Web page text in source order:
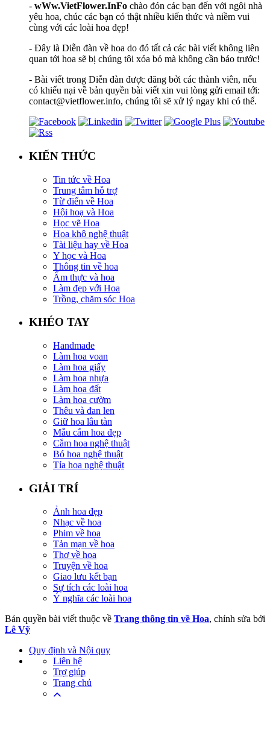
- wWw.VietFlower.InFo chào đón các bạn đến với ngôi nhà
yêu hoa, chúc các bạn có thật nhiều kiến thức và niềm vui
cùng với các loài hoa đẹp!
- Đây là Diễn đàn về hoa do đó tất cả các bài viết không liên
quan tới hoa sẽ bị chúng tôi xóa bỏ mà không cần báo trước!
- Bài viết trong Diễn đàn được đăng bởi các thành viên, nếu
có khiếu nại về bản quyền bài viết xin vui lòng gửi email tới:
contact@vietflower.info, chúng tôi sẽ xử lý ngay khi có thể.
KIẾN THỨC
Tin tức về Hoa
Trung tâm hỗ trợ
Từ điển về Hoa
Hội hoạ và Hoa
Học vẽ Hoa
Hoa khô nghệ thuật
Tài liệu hay về Hoa
Y học và Hoa
Thông tin về hoa
Ẩm thực và hoa
Làm đẹp với Hoa
Trồng, chăm sóc Hoa
KHÉO TAY
Handmade
Làm hoa voan
Làm hoa giấy
Làm hoa nhựa
Làm hoa đất
Làm hoa cườm
Thêu và đan len
Giữ hoa lâu tàn
Mẫu cắm hoa đẹp
Cắm hoa nghệ thuật
Bó hoa nghệ thuật
Tỉa hoa nghệ thuật
GIẢI TRÍ
Ảnh hoa đẹp
Nhạc về hoa
Phim về hoa
Tản mạn về hoa
Thơ về hoa
Truyện về hoa
Giao lưu kết bạn
Sự tích các loài hoa
Ý nghĩa các loài hoa
Bản quyền bài viết thuộc về Trang thông tin về Hoa, chỉnh sửa bởi
Lê Vỹ
Quy định và Nội quy
Liên hệ
Trợ giúp
Trang chủ